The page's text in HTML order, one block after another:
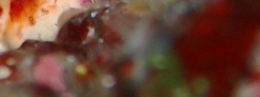
豆大島体験ダイビング
伊豆諸島
中 兄弟 再生の一本道
初めてのダイビング 初夏の魚
噴気 地層 地層大切断面
大島一周 大島桜